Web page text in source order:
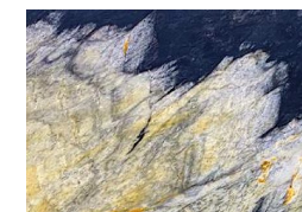
梵蒂岡
特殊 / 石材色系 / 金黃